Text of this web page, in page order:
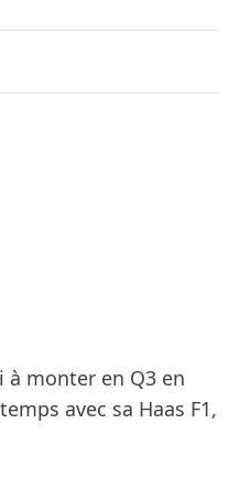
à monter en Q3 en
avec sa Haas F1,